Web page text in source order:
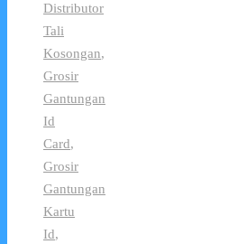
Distributor
Tali
Kosongan,
Grosir
Gantungan
Id
Card,
Grosir
Gantungan
Kartu
Id,